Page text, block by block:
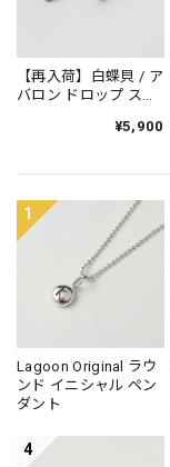
【再入荷】白蝶貝 / ア
バロン ドロップ スタ
アス プチピアス¥5,900
1
Lagoon Original ラウ
ンド イニシャル ペン
ダント
4